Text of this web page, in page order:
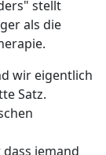
stellt
als die
wir eigentlich
Satz.
jemand